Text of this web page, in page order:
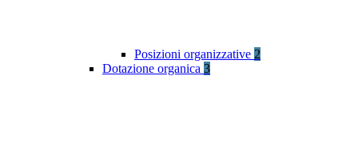
Posizioni organizzative 2
Dotazione organica 3